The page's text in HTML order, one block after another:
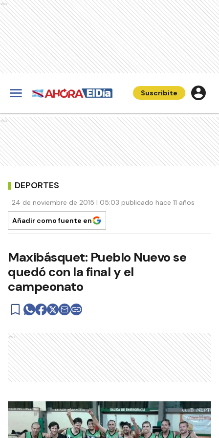
Ads
Suscribite
Ads
DEPORTES
24 de noviembre de 2015 | 05:03 publicado hace 11 años
Añadir como fuente en
Maxibásquet: Pueblo Nuevo se
quedó con la final y el
campeonato
Ads